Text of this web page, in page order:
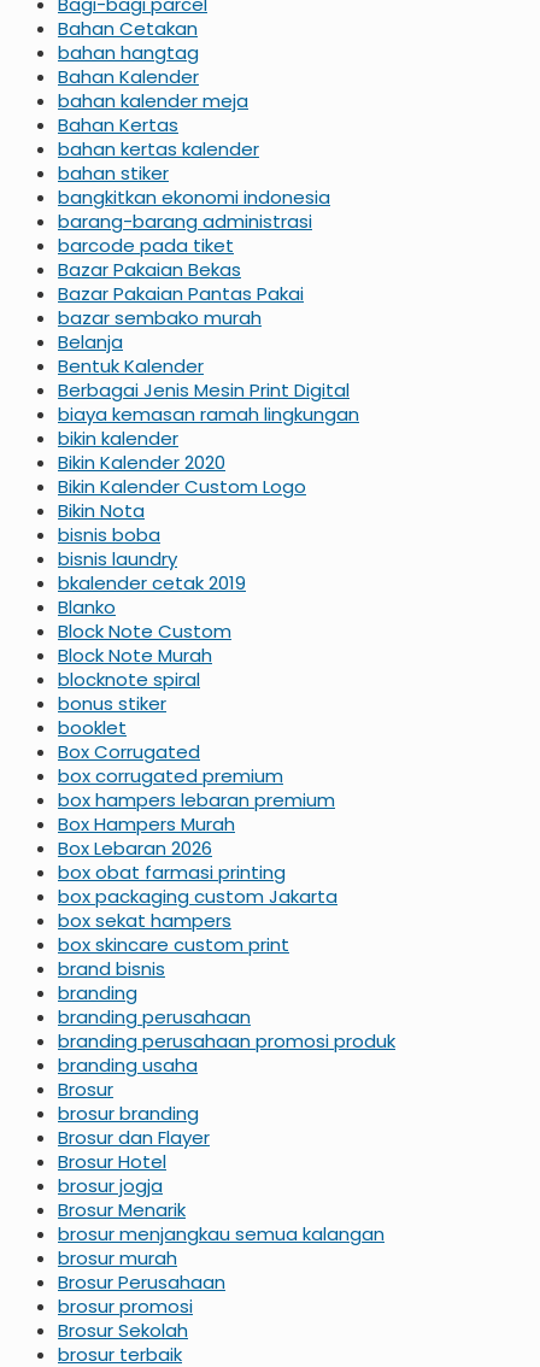
Bahan Cetakan
bahan hangtag
Bahan Kalender
bahan kalender meja
Bahan Kertas
bahan kertas kalender
bahan stiker
bangkitkan ekonomi indonesia
barang-barang administrasi
barcode pada tiket
Bazar Pakaian Bekas
Bazar Pakaian Pantas Pakai
bazar sembako murah
Belanja
Bentuk Kalender
Berbagai Jenis Mesin Print Digital
biaya kemasan ramah lingkungan
bikin kalender
Bikin Kalender 2020
Bikin Kalender Custom Logo
Bikin Nota
bisnis boba
bisnis laundry
bkalender cetak 2019
Blanko
Block Note Custom
Block Note Murah
blocknote spiral
bonus stiker
booklet
Box Corrugated
box corrugated premium
box hampers lebaran premium
Box Hampers Murah
Box Lebaran 2026
box obat farmasi printing
box packaging custom Jakarta
box sekat hampers
box skincare custom print
brand bisnis
branding
branding perusahaan
branding perusahaan promosi produk
branding usaha
Brosur
brosur branding
Brosur dan Flayer
Brosur Hotel
brosur jogja
Brosur Menarik
brosur menjangkau semua kalangan
brosur murah
Brosur Perusahaan
brosur promosi
Brosur Sekolah
brosur terbaik